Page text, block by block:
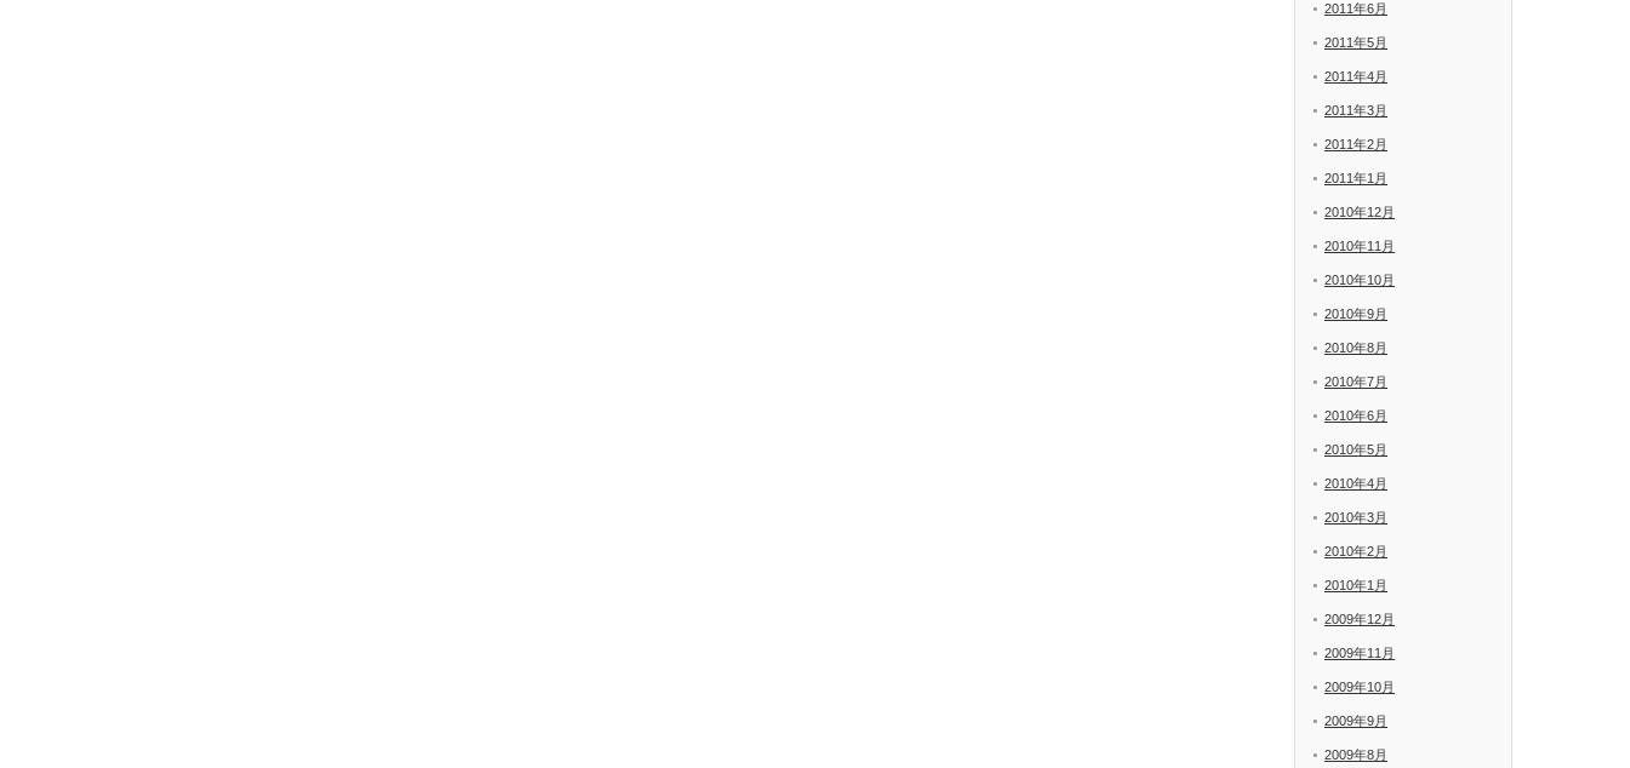
2011年6月
2011年5月
2011年4月
2011年3月
2011年2月
2011年1月
2010年12月
2010年11月
2010年10月
2010年9月
2010年8月
2010年7月
2010年6月
2010年5月
2010年4月
2010年3月
2010年2月
2010年1月
2009年12月
2009年11月
2009年10月
2009年9月
2009年8月